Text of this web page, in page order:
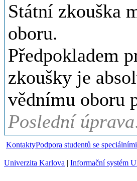
Státní zkouška
oboru.
Předpokladem
zkoušky je
vědnímu oboru
Poslední
KontaktyPodpora studentů se
Univerzita Karlova | Informační systém